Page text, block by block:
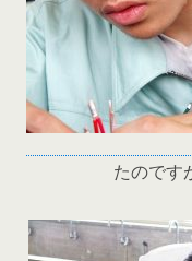
たのです